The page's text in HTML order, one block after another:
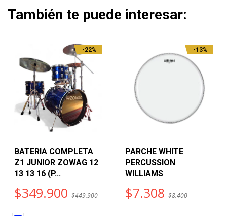
También te puede interesar:
-22%
BATERIA COMPLETA
Z1 JUNIOR ZOWAG 12
13 13 16 (P...
$349.900 $449.900
-13%
PARCHE WHITE
PERCUSSION
WILLIAMS
$7.308 $8.400